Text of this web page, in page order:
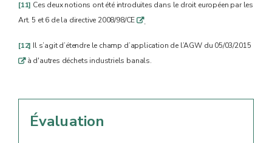
[11] Ces deux notions ont été introduites dans le droit européen par les
Art. 5 et 6 de la directive 2008/98/CE q.
[12] Il s’agit d’étendre le champ d’application de l’AGW du 05/03/2015
qà d'autres déchets industriels banals.
Évaluation